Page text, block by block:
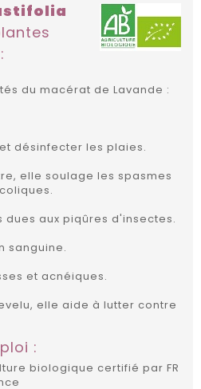
du macérat de Lavande :
désinfecter les plaies.
elle soulage les spasmes
dues aux piqûres d'insectes.
sanguine.
et acnéiques.
elle aide à lutter contre
:
biologique certifié par FR